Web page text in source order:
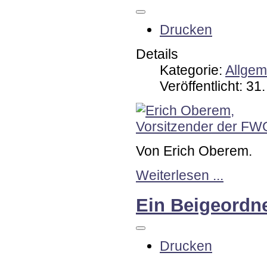
Drucken
Details
Kategorie:
Veröffentlicht:
Von Erich Oberem.
Weiterlesen ...
Ein
Drucken